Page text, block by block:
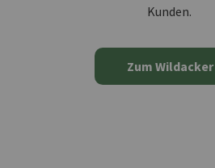
Kunden.
Zum Wildacker